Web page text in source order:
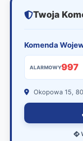
Twoja
Komenda
ALARMOWY997
Okopowa 15,